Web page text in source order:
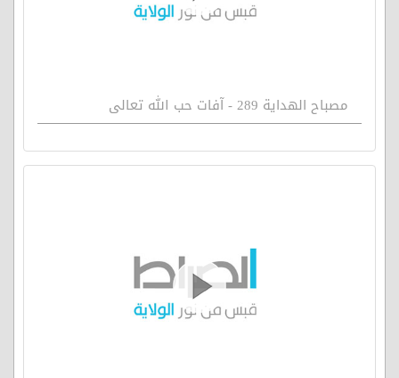
مصباح الهداية 289 - آفات حب الله تعالى